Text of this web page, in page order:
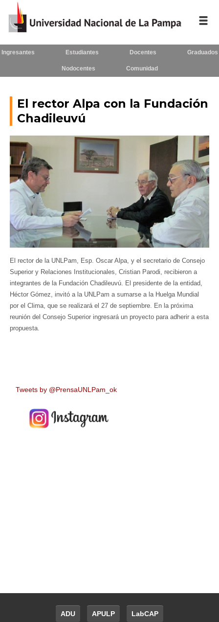
La UNLPam
Consejo Superior
Rectorado / Secretarías
Facultades
Contacto
Seguínos en:
Ingresantes Estudiantes Docentes Graduados
Nodocentes Comunidad
El rector Alpa con la Fundación
Chadileuvú
El rector de la UNLPam, Esp. Oscar Alpa, y el secretario de Consejo
Superior y Relaciones Institucionales, Cristian Parodi, recibieron a
integrantes de la Fundación Chadileuvú. El presidente de la entidad,
Héctor Gómez, invitó a la UNLPam a sumarse a la Huelga Mundial
por el Clima, que se realizará el 27 de septiembre. En la próxima
reunión del Consejo Superior ingresará un proyecto para adherir a esta
propuesta.
Tweets by @PrensaUNLPam_ok
ADU APULP LabCAP